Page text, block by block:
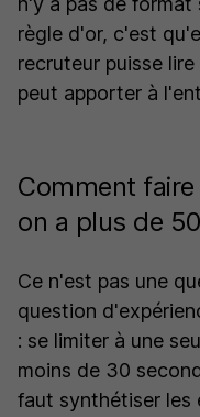
règle d'or, c'est
recruteur puisse
peut apporter à
Comment
on a plus de
Ce n'est pas une
question
: se limiter à une
moins de 30
faut synthétiser les